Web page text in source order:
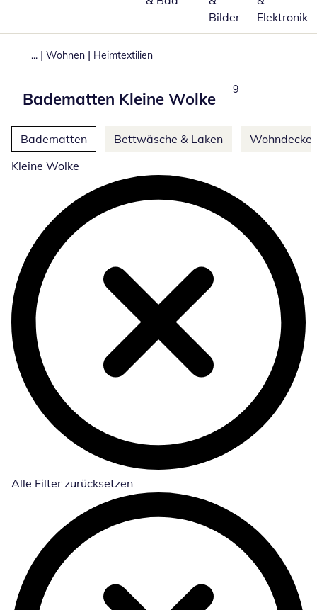
Bilder
Elektronik
... | Wohnen | Heimtextilien
Badematten Kleine Wolke
Produkte
9
Weitere Kategorien überspringen
Badematten Bettwäsche & Laken
Kleine Wolke
Alle Filter zurücksetzen